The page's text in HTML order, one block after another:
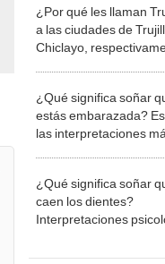
¿Por qué les llaman
a las ciudades de
Chiclayo,
¿Qué significa soñar
estás embarazada?
las interpretaciones
¿Qué significa soñar
caen los dientes?
Interpretaciones